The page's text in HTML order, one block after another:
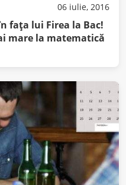
06 iulie, 2016
fața lui Firea la Bac!
mare la matematică